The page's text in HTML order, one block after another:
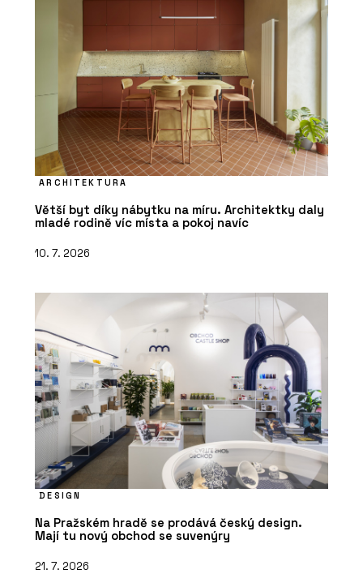
ARCHITEKTURA
Větší byt díky nábytku na míru. Architektky daly
mladé rodině víc místa a pokoj navíc
10. 7. 2026
DESIGN
Na Pražském hradě se prodává český design.
Mají tu nový obchod se suvenýry
21. 7. 2026